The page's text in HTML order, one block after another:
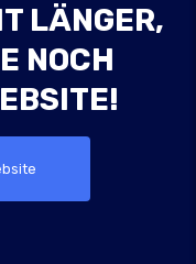
LÄNGER,
NOCH